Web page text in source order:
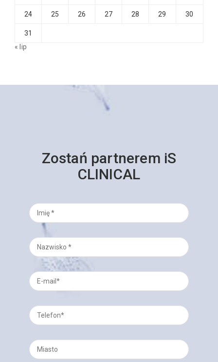
24 25 26 27 28 29 30
31
« lip
Zostań partnerem iS
CLINICAL